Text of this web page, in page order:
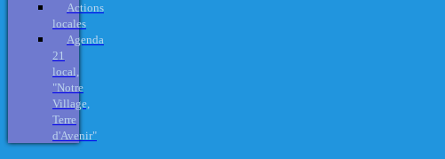
Actions
locales
Agenda
21
local,
"Notre
Village,
Terre
d'Avenir"